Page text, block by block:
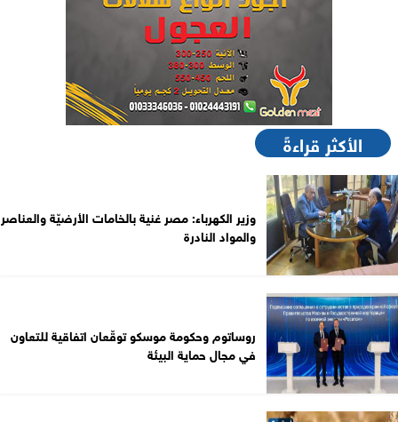
الأكثر قراءةً
وزير الكهرباء: مصر غنية بالخامات الأرضيّة والعناصر
والمواد النادرة
روساتوم وحكومة موسكو توقّعان اتفاقية للتعاون
في مجال حماية البيئة